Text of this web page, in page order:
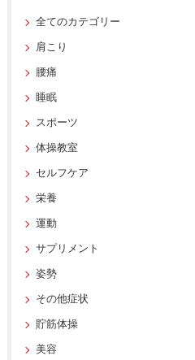
全てのカテゴリー
肩こり
腰痛
睡眠
スポーツ
体操教室
セルフケア
栄養
運動
サプリメント
姿勢
その他症状
貯筋体操
美容